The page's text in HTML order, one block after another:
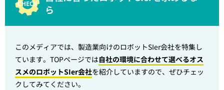
ら
このメディアでは、製造業向けのロボットSIer会社を特集し
ています。TOPページでは自社の環境に合わせて選べるオス
スメのロボットSIer会社を紹介していますので、ぜひチェッ
クしてみてください。